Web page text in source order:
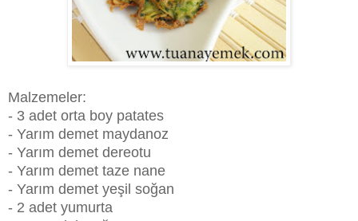
Malzemeler:
- 3 adet orta boy patates
- Yarım demet maydanoz
- Yarım demet dereotu
- Yarım demet taze nane
- Yarım demet yeşil soğan
- 2 adet yumurta